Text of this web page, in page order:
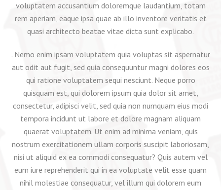
voluptatem accusantium doloremque laudantium, totam
rem aperiam, eaque ipsa quae ab illo inventore veritatis et
quasi architecto beatae vitae dicta sunt explicabo.
. Nemo enim ipsam voluptatem quia voluptas sit aspernatur
aut odit aut fugit, sed quia consequuntur magni dolores eos
qui ratione voluptatem sequi nesciunt. Neque porro
quisquam est, qui dolorem ipsum quia dolor sit amet,
consectetur, adipisci velit, sed quia non numquam eius modi
tempora incidunt ut labore et dolore magnam aliquam
quaerat voluptatem. Ut enim ad minima veniam, quis
nostrum exercitationem ullam corporis suscipit laboriosam,
nisi ut aliquid ex ea commodi consequatur? Quis autem vel
eum iure reprehenderit qui in ea voluptate velit esse quam
nihil molestiae consequatur, vel illum qui dolorem eum